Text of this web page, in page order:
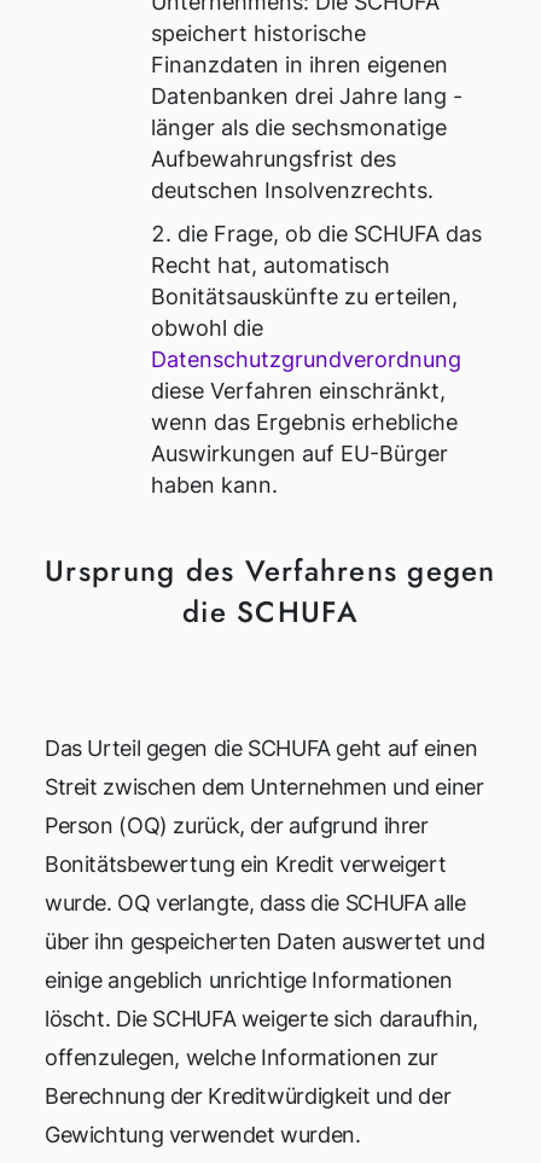
speichert historische
Finanzdaten in ihren eigenen
Datenbanken drei Jahre lang -
länger als die sechsmonatige
Aufbewahrungsfrist des
deutschen Insolvenzrechts.
die Frage, ob die SCHUFA das
Recht hat, automatisch
Bonitätsauskünfte zu erteilen,
obwohl die
Datenschutzgrundverordnung
diese Verfahren einschränkt,
wenn das Ergebnis erhebliche
Auswirkungen auf EU-Bürger
haben kann.
Ursprung des Verfahrens gegen
die SCHUFA
Das Urteil gegen die SCHUFA geht auf einen
Streit zwischen dem Unternehmen und einer
Person (OQ) zurück, der aufgrund ihrer
Bonitätsbewertung ein Kredit verweigert
wurde. OQ verlangte, dass die SCHUFA alle
über ihn gespeicherten Daten auswertet und
einige angeblich unrichtige Informationen
löscht. Die SCHUFA weigerte sich daraufhin,
offenzulegen, welche Informationen zur
Berechnung der Kreditwürdigkeit und der
Gewichtung verwendet wurden.